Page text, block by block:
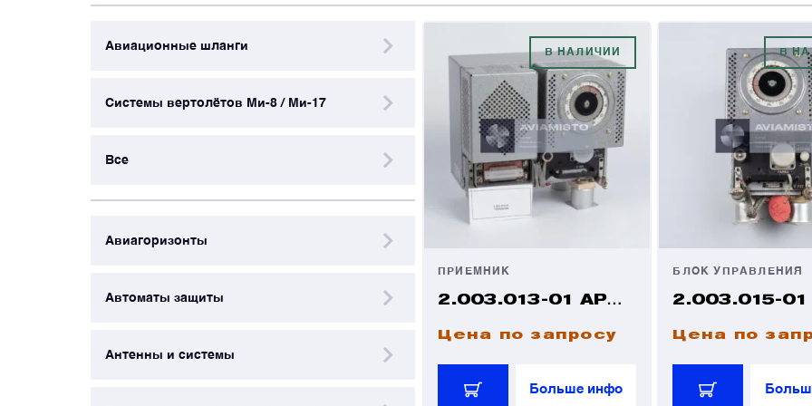
Авиационные шланги
Системы вертолётов Ми-8 / Ми-17
Все
Авиагоризонты
Автоматы защиты
Антенны и системы
В НАЛИЧИИ
ПРИЕМНИК
2.003.013-01 АРК-15М
Цена по запросу
Больше инфо
В
БЛОК УПРАВЛЕНИЯ
Цена по
Блоки запуска и пусковые панели
Блоки управления
Бортовые самописцы и регистраторы